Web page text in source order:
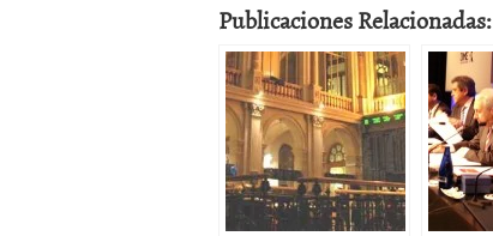
Publicaciones Relacionadas: